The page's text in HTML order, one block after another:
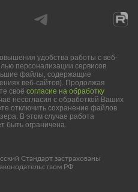
удобства работы с веб-
персонализации сервисов
файлы, содержащие
веб-сайтов). Продолжая
своё согласие на обработку
несогласия с обработкой Ваших
отключить сохранение файлов
В этом случае работа
быть ограничена.
Стандарт застрахованы
РФ